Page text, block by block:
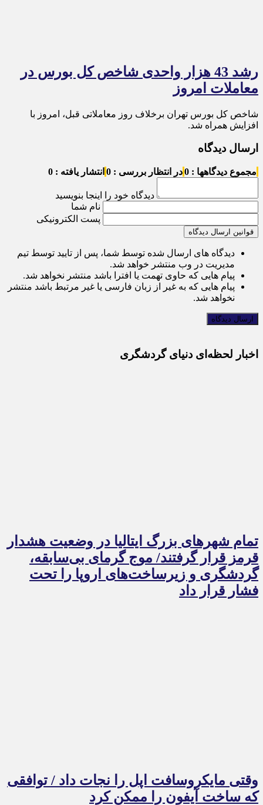
رشد 43 هزار واحدی شاخص کل بورس در
معاملات امروز
شاخص کل بورس تهران برخلاف روز معاملاتی قبل، امروز با
افزایش همراه شد.
ارسال دیدگاه
مجموع دیدگاهها : 0 در انتظار بررسی : 0 انتشار یافته : 0
دیدگاه خود را اینجا بنویسید
نام شما
پست الکترونیکی
قوانین ارسال دیدگاه
دیدگاه های ارسال شده توسط شما، پس از تایید توسط تیم
مدیریت در وب منتشر خواهد شد.
پیام هایی که حاوی تهمت یا افترا باشد منتشر نخواهد شد.
پیام هایی که به غیر از زبان فارسی یا غیر مرتبط باشد منتشر
نخواهد شد.
اخبار لحظه‌ای دنیای گردشگری
تمام شهرهای بزرگ ایتالیا در وضعیت هشدار
قرمز قرار گرفتند/ موج گرمای بی‌سابقه،
گردشگری و زیرساخت‌های اروپا را تحت
فشار قرار داد
وقتی مایکروسافت اپل را نجات داد / توافقی
که ساخت آیفون را ممکن کرد